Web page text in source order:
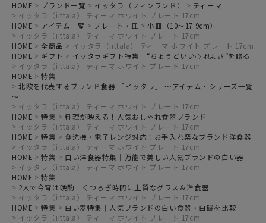
HOME ブランド一覧 イッタラ（フィンランド）
ティーマ
イッタラ（iittala） ティーマ ホワイト プレート 17cm
HOME
アイテム一覧 プレート・皿
小皿（10～17.9cm）
イッタラ（iittala） ティーマ ホワイト プレート 17cm
HOME
全商品
イッタラ（iittala） ティーマ ホワイト プレート 17cm
HOME
ギフト
イッタラギフト特集｜“ちょうどいい心地よさ”を贈る
イッタラ（iittala） ティーマ ホワイト プレート 17cm
HOME
特集
北欧を代表するブランド食器 「イッタラ」 ～アイテム・シリーズ一覧
～
イッタラ（iittala） ティーマ ホワイト プレート 17cm
HOME
特集
料理が映える！人気おしゃれ食器ブランド
イッタラ（iittala） ティーマ ホワイト プレート 17cm
HOME
特集
食洗機・電子レンジ対応！お手入れ楽なブランド洋食器
イッタラ（iittala） ティーマ ホワイト プレート 17cm
HOME
特集
白い洋食器特集｜万能で美しい人気ブランドの白い器
イッタラ（iittala） ティーマ ホワイト プレート 17cm
HOME
特集
2人で今宵は晩酌｜くつろぎ時間に上質なグラス＆洋食器
イッタラ（iittala） ティーマ ホワイト プレート 17cm
HOME
特集
白い器特集｜人気ブランドの白い食器・白磁を比較
イッタラ（iittala） ティーマ ホワイト プレート 17cm